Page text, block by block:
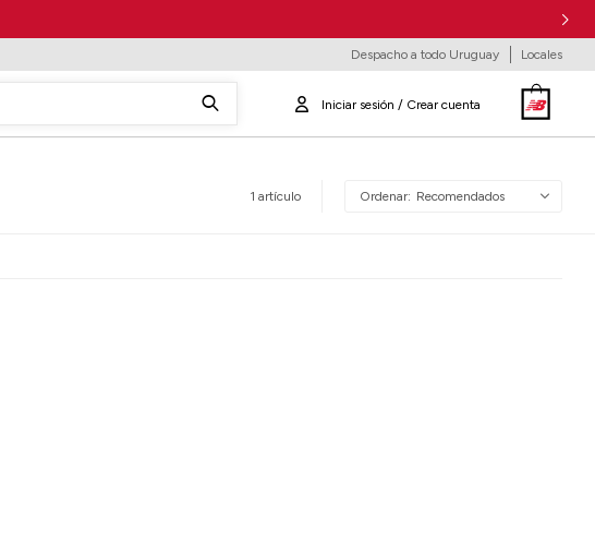
Despacho a todo Uruguay Locales
1 artículo Recomendados